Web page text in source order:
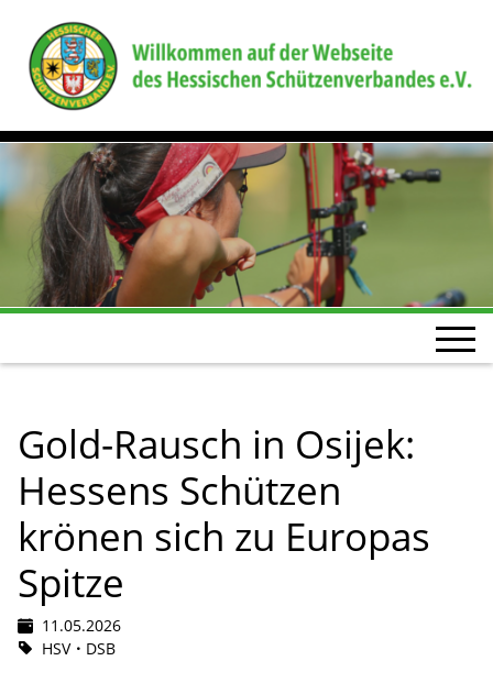
Gold-Rausch in Osijek:
Hessens Schützen
krönen sich zu Europas
Spitze
11.05.2026
HSV
DSB